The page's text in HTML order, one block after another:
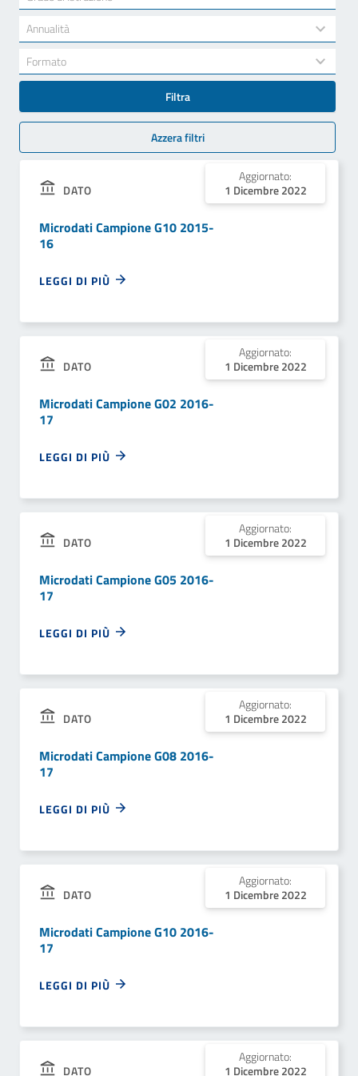
results
available
Annualità
34
results
available
Formato
results
available
Filtra
Azzera filtri
DATO
Aggiornato:
1 Dicembre 2022
Microdati Campione G10 2015-
16
LEGGI DI PIÙ
DATO
Aggiornato:
1 Dicembre 2022
Microdati Campione G02 2016-
17
LEGGI DI PIÙ
DATO
Aggiornato:
1 Dicembre 2022
Microdati Campione G05 2016-
17
LEGGI DI PIÙ
DATO
Aggiornato:
1 Dicembre 2022
Microdati Campione G08 2016-
17
LEGGI DI PIÙ
DATO
Aggiornato:
1 Dicembre 2022
Microdati Campione G10 2016-
17
LEGGI DI PIÙ
DATO
Aggiornato:
1 Dicembre 2022